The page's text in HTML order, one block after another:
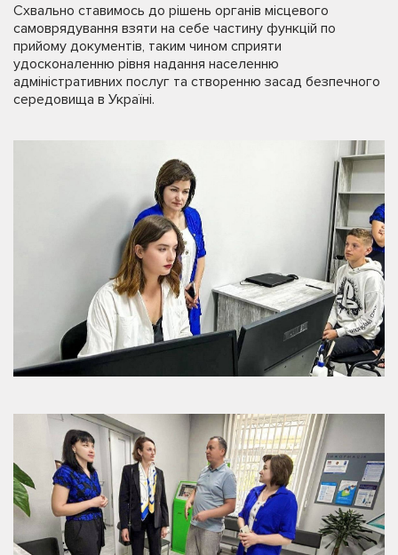
Схвально ставимось до рішень органів місцевого
самоврядування взяти на себе частину функцій по
прийому документів, таким чином сприяти
удосконаленню рівня надання населенню
адміністративних послуг та створенню засад безпечного
середовища в Україні.